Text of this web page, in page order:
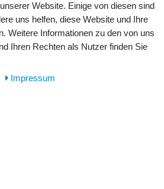
& Iris Kleiner GbR
Website. Einige von diesen sind
uns helfen, diese Website und Ihre
Weitere Informationen zu den von uns
Ihren Rechten als Nutzer finden Sie
Impressum